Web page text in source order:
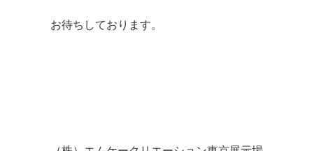
お待ちしております。